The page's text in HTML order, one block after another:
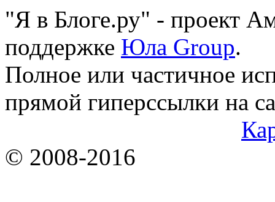
"Я в Блоге.ру" - проект
поддержке Юла Group.
Полное или частичное
прямой гиперссылки на
© 2008-2016